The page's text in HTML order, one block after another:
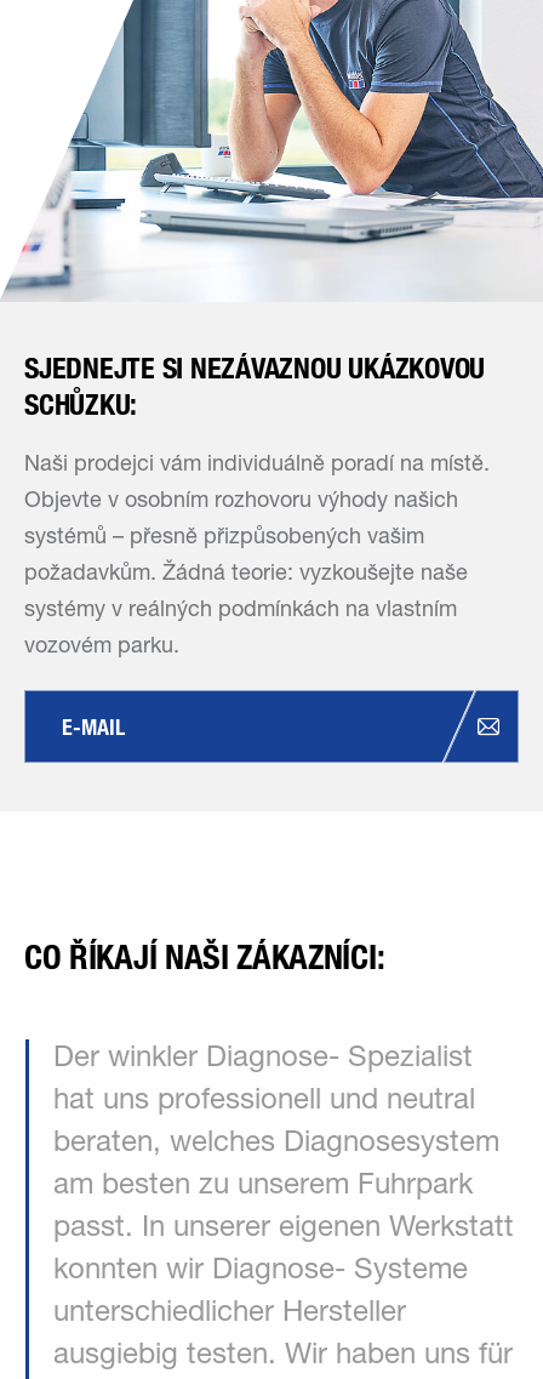
SJEDNEJTE SI NEZÁVAZNOU UKÁZKOVOU
SCHŮZKU:
Naši prodejci vám individuálně poradí na místě.
Objevte v osobním rozhovoru výhody našich
systémů – přesně přizpůsobených vašim
požadavkům. Žádná teorie: vyzkoušejte naše
systémy v reálných podmínkách na vlastním
vozovém parku.
E-MAIL
CO ŘÍKAJÍ NAŠI ZÁKAZNÍCI:
Der winkler Diagnose- Spezialist
hat uns professionell und neutral
beraten, welches Diagnosesystem
am besten zu unserem Fuhrpark
passt. In unserer eigenen Werkstatt
konnten wir Diagnose- Systeme
unterschiedlicher Hersteller
ausgiebig testen. Wir haben uns für